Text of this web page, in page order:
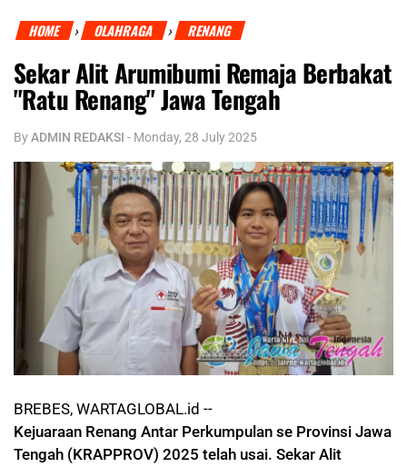
HOME › OLAHRAGA › RENANG
Sekar Alit Arumibumi Remaja Berbakat
"Ratu Renang" Jawa Tengah
ByADMIN REDAKSI - Monday, 28 July 2025
BREBES, WARTAGLOBAL.id --
Kejuaraan Renang Antar Perkumpulan se Provinsi Jawa
Tengah (KRAPPROV) 2025 telah usai. Sekar Alit